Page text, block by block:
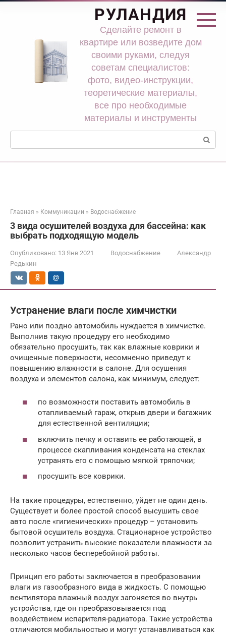
Перейти
РУЛАНДИЯ
Сделайте ремонт в
квартире или возведите дом
своими руками, следуя
советам специалистов:
фото, видео-инструкции,
теоретические материалы,
все про необходимые
материалы и инструменты
Поиск:
Главная » Коммуникации » Водоснабжение
3 вида осушителей воздуха для бассейна: как
выбрать подходящую модель
Опубликовано: 13 Янв 2021 Водоснабжение
Александр
Редькин
Устранение влаги после химчистки
Рано или поздно автомобиль нуждается в химчистке.
Выполнив такую процедуру его необходимо
обязательно просушить, так как влажные коврики и
очищенные поверхности, несомненно приведут к
повышению влажности в салоне. Для осушения
воздуха и элементов салона, как минимум, следует:
по возможности поставить автомобиль в
отапливаемый гараж, открыв двери и багажник
для естественной вентиляции;
включить печку и оставить ее работающей, в
процессе скапливания конденсата на стеклах
устранять его с помощью мягкой тряпочки;
просушить все коврики.
На такие процедуры, естественно, уйдет не один день.
Существует и более простой способ высушить свое
авто после «гигиенических» процедур – установить
бытовой осушитель воздуха. Стационарное устройство
позволит устранить высокие показатели влажности за
несколько часов бесперебойной работы.
Принцип его работы заключается в преобразовании
влаги из газообразного вида в жидкость. С помощью
вентилятора влажный воздух загоняется во внутрь
устройства, где он преобразовывается под
воздействием испарителя-радиатора. Такие устройства
отличаются мобильностью и могут устанавливаться как